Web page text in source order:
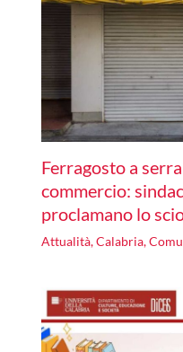
Ferragosto a
commercio:
proclamano lo
Attualità,Calabria,